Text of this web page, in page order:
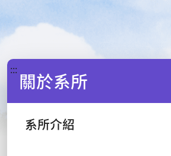
::: 關於系所
系所介紹